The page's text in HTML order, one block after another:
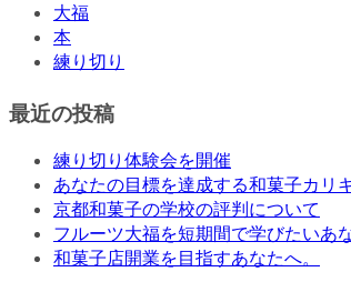
大福
本
練り切り
最近の投稿
練り切り体験会を開催
あなたの目標を達成する和菓子カリ
京都和菓子の学校の評判について
フルーツ大福を短期間で学びたいあ
和菓子店開業を目指すあなたへ。